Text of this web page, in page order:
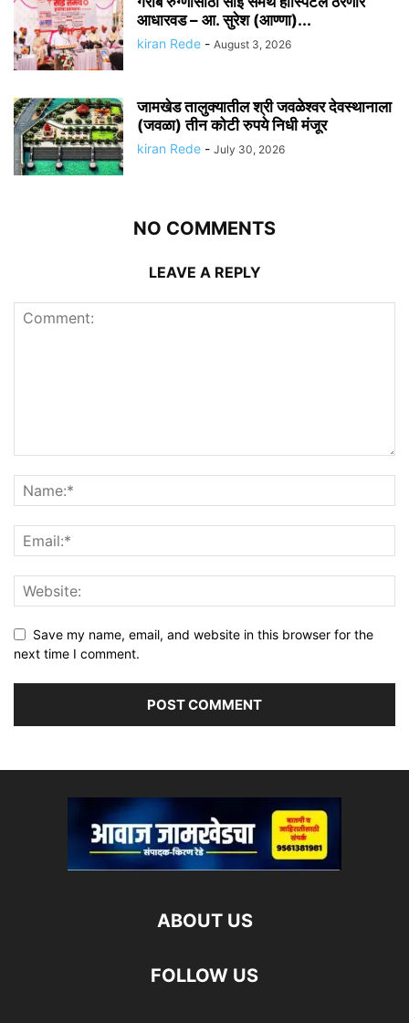
आधारवड – आ. सुरेश (आण्णा)...
kiran Rede - August 3, 2026
जामखेड तालुक्यातील श्री जवळेश्वर देवस्थानाला
(जवळा) तीन कोटी रुपये निधी मंजूर
kiran Rede - July 30, 2026
NO COMMENTS
LEAVE A REPLY
Save my name, email, and website in this browser for the
next time I comment.
ABOUT US
FOLLOW US